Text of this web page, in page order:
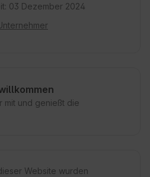
03 Dezember 2024
mit und genießt die
Website wurden